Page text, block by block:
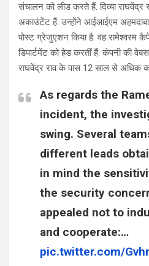
संचालन को लीड करते हैं. दिव्या राघवेंद्र
अकाउंटेंट हैं. उन्होंने आईआईएम
पोस्ट ग्रेजुएशन किया है. वह
डिपार्टमेंट को हेड करतीं हैं. कंपनी की
राघवेंद्र राव के पास 12 साल से अधिक
As regards the
incident, the
swing. Several
different leads
in mind the
the security
appealed not to
and cooperate:…
pic.twitter.com/